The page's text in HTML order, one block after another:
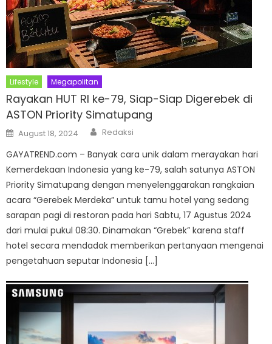
Lifestyle Megapolitan
Rayakan HUT RI ke-79, Siap-Siap Digerebek di
ASTON Priority Simatupang
Posted
on
August 18, 2024 Author
Redaksi
GAYATREND.com – Banyak cara unik dalam merayakan hari
Kemerdekaan Indonesia yang ke-79, salah satunya ASTON
Priority Simatupang dengan menyelenggarakan rangkaian
acara “Gerebek Merdeka” untuk tamu hotel yang sedang
sarapan pagi di restoran pada hari Sabtu, 17 Agustus 2024
dari mulai pukul 08:30. Dinamakan “Grebek” karena staff
hotel secara mendadak memberikan pertanyaan mengenai
pengetahuan seputar Indonesia […]